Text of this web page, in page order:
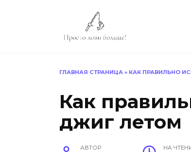
ГЛАВНАЯ СТРАНИЦА » КАК ПРАВИЛЬНО
Как
джиг летом
АВТОР НА